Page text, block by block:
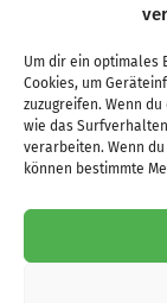
Um dir ein optimales
Cookies, um
zuzugreifen. Wenn
wie das
verarbeiten. Wenn
können bestimmte
HILF
Neue
IBAN: DE10